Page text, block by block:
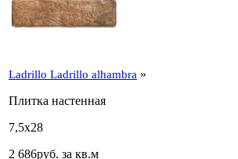
Ladrillo Ladrillo alhambra »
Плитка настенная
7,5x28
2 686pуб. за кв.м